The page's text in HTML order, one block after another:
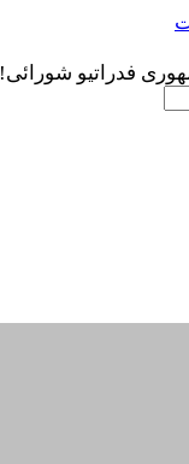
فدراتیو شورائی!